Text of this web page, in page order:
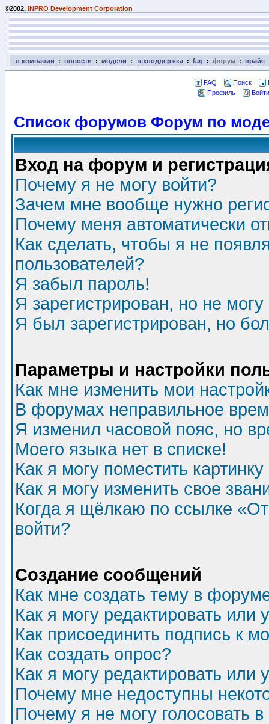
©2002, INPRO Development Corporation
о компании : новости : модели : техподдержка : faq : форум : прайс
FAQ Поиск
Профиль
Список форумов Форум по
Вход на форум и
Почему я не могу войти?
Зачем мне вообще нужно
Почему меня автоматически
Как сделать, чтобы я не
пользователей?
Я забыл пароль!
Я зарегистрирован, но не могу
Я был зарегистрирован, но
Параметры и настройки
Как мне изменить мои
В форумах неправильное
Я изменил часовой пояс, но
Моего языка нет в списке!
Как я могу поместить
Как я могу изменить свое
Когда я щёлкаю по ссылке
войти?
Создание сообщений
Как мне создать тему в
Как я могу редактировать или
Как присоединить подпись к
Как создать опрос?
Как я могу редактировать или
Почему мне недоступны
Почему я не могу голосовать